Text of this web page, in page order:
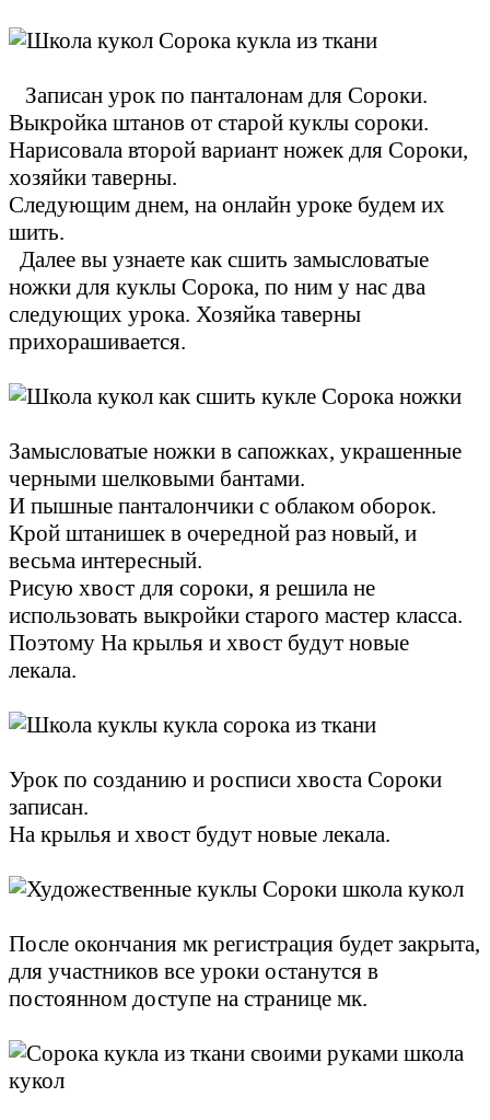
Записан урок по панталонам для Сороки.
Выкройка штанов от старой куклы сороки.
Нарисовала второй вариант ножек для Сороки,
хозяйки таверны.
Следующим днем, на онлайн уроке будем их
шить.
Далее вы узнаете как сшить замысловатые
ножки для куклы Сорока, по ним у нас два
следующих урока. Хозяйка таверны
прихорашивается.
Замысловатые ножки в сапожках, украшенные
черными шелковыми бантами.
И пышные панталончики с облаком оборок.
Крой штанишек в очередной раз новый, и
весьма интересный.
Рисую хвост для сороки, я решила не
использовать выкройки старого мастер класса.
Поэтому На крылья и хвост будут новые
лекала.
Урок по созданию и росписи хвоста Сороки
записан.
На крылья и хвост будут новые лекала.
После окончания мк регистрация будет закрыта,
для участников все уроки останутся в
постоянном доступе на странице мк.